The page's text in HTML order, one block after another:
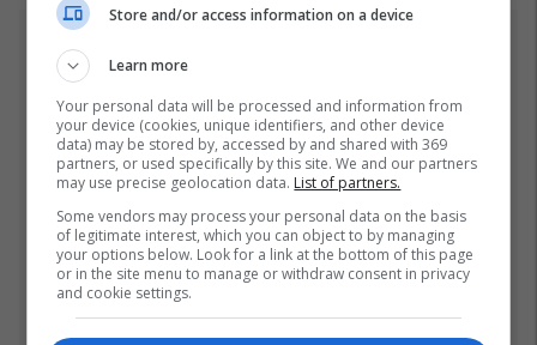
Top 5
Fjalët e para të Joshuas
pas fitores me nokaut ndaj
Kristian Prengës
26/07/2026
Pesë ditë pas marrjes së
detyrës, shefi i ri i ushtrisë
kontroll të madh
26/07/2026
Store and/or access information on a device
Learn more
Your personal data will be processed and information from
your device (cookies, unique identifiers, and other device
data) may be stored by, accessed by and shared with 369
partners, or used specifically by this site. We and our partners
may use precise geolocation data. List of partners.
Some vendors may process your personal data on the basis
of legitimate interest, which you can object to by managing
your options below. Look for a link at the bottom of this page
or in the site menu to manage or withdraw consent in privacy
and cookie settings.